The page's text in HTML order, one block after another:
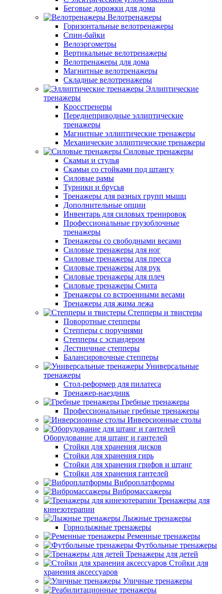
Беговые дорожки для дома
Велотренажеры
Горизонтальные велотренажеры
Спин-байки
Велоэргометры
Вертикальные велотренажеры
Велотренажеры для дома
Магнитные велотренажеры
Складные велотренажеры
Эллиптические
тренажеры
Кросстренеры
Переднеприводные эллиптические
тренажеры
Магнитные эллиптические тренажеры
Механические эллиптические тренажеры
Силовые тренажеры
Скамьи и стулья
Скамьи со стойками под штангу
Силовые рамы
Турники и брусья
Тренажеры для разных групп мышц
Дополнительные опции
Инвентарь для силовых тренировок
Профессиональные грузоблочные
тренажеры
Тренажеры со свободными весами
Силовые тренажеры для ног
Силовые тренажеры для пресса
Силовые тренажеры для рук
Силовые тренажеры для плеч
Силовые тренажеры Смита
Тренажеры со встроенными весами
Тренажеры для жима лежа
Степперы и твистеры
Поворотные степперы
Степперы с поручнями
Степперы с эспандером
Лестничные степперы
Балансировочные степперы
Универсальные
тренажеры
Стол-реформер для пилатеса
Тренажер-наездник
Гребные тренажеры
Профессиональные гребные тренажеры
Инверсионные столы
Оборудование для штанг и гантелей
Стойки для хранения дисков
Стойки для хранения гирь
Стойки для хранения грифов и штанг
Стойки для хранения гантелей
Виброплатформы
Вибромассажеры
Тренажеры для
кинезотерапии
Лыжные тренажеры
Горнолыжные тренажеры
Ременные тренажеры
Футбольные тренажеры
Тренажеры для детей
Стойки для
хранения аксессуаров
Уличные тренажеры